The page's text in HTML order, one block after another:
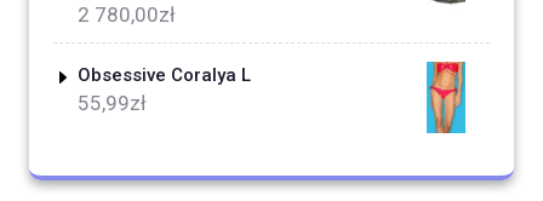
2 780,00zł
Obsessive Coralya L
55,99zł